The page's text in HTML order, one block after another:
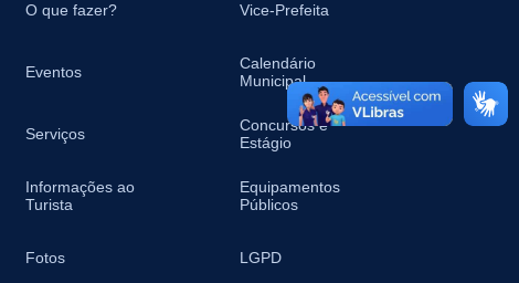
O que fazer?
Eventos
Serviços
Informações ao
Turista
Fotos
Vice-Prefeita
Calendário
Municipal
Concursos e
Estágio
Equipamentos
Públicos
LGPD